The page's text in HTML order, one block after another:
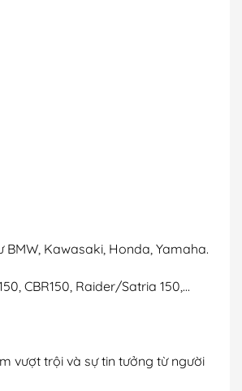
Kawasaki, Honda, Yamaha.
CBR150, Raider/Satria 150,…
vượt trội và sự tin tưởng từ người